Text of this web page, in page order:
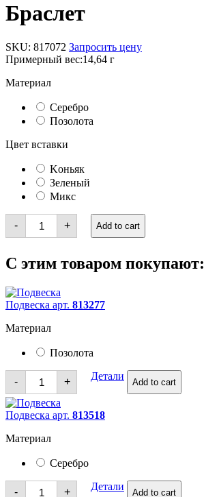
Браслет
SKU: 817072 Запросить цену
Примерный вес:14,64 г
Материал
Серебро
Позолота
Цвет вставки
Kоньяк
Зеленый
Микс
-
Браслет
quantity
+ Add to cart
С этим товаром покупают:
Подвеска арт. 813277
Материал
Позолота
-
Подвеска
quantity
+ Детали
Add to cart
Подвеска арт. 813518
Материал
Серебро
-
Подвеска
+ Детали
Add to cart